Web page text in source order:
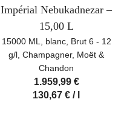
Impérial Nebukadnezar –
15,00 L
15000 ML blanc, Brut 6 - 12
g/l Champagner, Moët &
Chandon
1.959,99 €
130,67 € /